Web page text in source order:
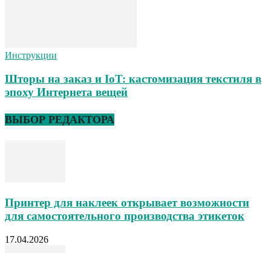
Инструкции
Шторы на заказ и IoT: кастомизация текстиля в
эпоху Интернета вещей
ВЫБОР РЕДАКТОРА
Принтер для наклеек открывает возможности
для самостоятельного производства этикеток
17.04.2026